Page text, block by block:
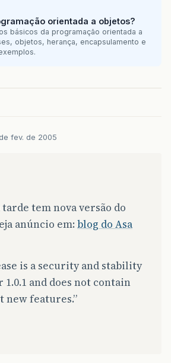
orientada a objetos?
básicos da programação orientada a
objetos, herança, encapsulamento e
fev. de 2005
tarde tem nova versão do
anúncio em: blog do Asa
is a security and stability
and does not contain
new features.”